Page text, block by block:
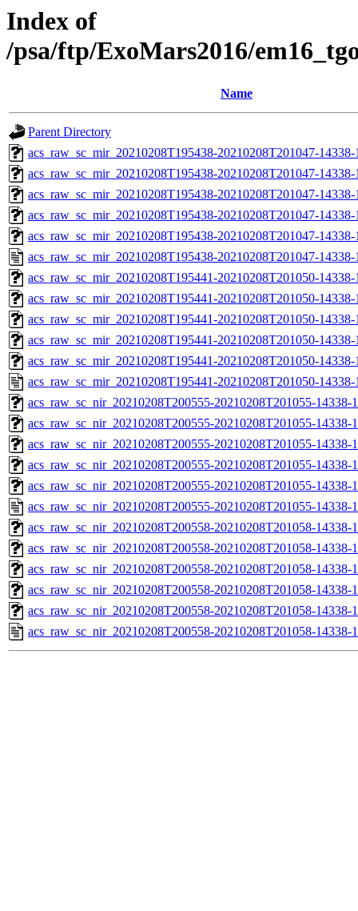
Index of
/psa/ftp/ExoMars2016/
Name
Parent Directory
acs_raw_sc_mir_20210208T195438-20210208T201047-
acs_raw_sc_mir_20210208T195438-20210208T201047-
acs_raw_sc_mir_20210208T195438-20210208T201047-
acs_raw_sc_mir_20210208T195438-20210208T201047-
acs_raw_sc_mir_20210208T195438-20210208T201047-
acs_raw_sc_mir_20210208T195438-20210208T201047-
acs_raw_sc_mir_20210208T195441-20210208T201050-
acs_raw_sc_mir_20210208T195441-20210208T201050-
acs_raw_sc_mir_20210208T195441-20210208T201050-
acs_raw_sc_mir_20210208T195441-20210208T201050-
acs_raw_sc_mir_20210208T195441-20210208T201050-
acs_raw_sc_mir_20210208T195441-20210208T201050-
acs_raw_sc_nir_20210208T200555-20210208T201055-14338-
acs_raw_sc_nir_20210208T200555-20210208T201055-14338-
acs_raw_sc_nir_20210208T200555-20210208T201055-14338-
acs_raw_sc_nir_20210208T200555-20210208T201055-14338-
acs_raw_sc_nir_20210208T200555-20210208T201055-14338-
acs_raw_sc_nir_20210208T200555-20210208T201055-14338-
acs_raw_sc_nir_20210208T200558-20210208T201058-
acs_raw_sc_nir_20210208T200558-20210208T201058-14338-
acs_raw_sc_nir_20210208T200558-20210208T201058-14338-
acs_raw_sc_nir_20210208T200558-20210208T201058-14338-
acs_raw_sc_nir_20210208T200558-20210208T201058-14338-
acs_raw_sc_nir_20210208T200558-20210208T201058-14338-